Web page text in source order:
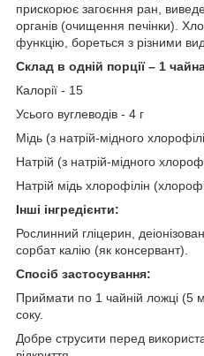
прискорює загоєння ран,
органів (очищення печінки).
функцію, бореться з різними
Склад в одній порції – 1
Калорії - 15
Усього вуглеводів - 4 г
Мідь (з натрій-мідного
Натрій (з натрій-мідного
Натрій мідь хлорофілін
Інші інгредієнти:
Рослинний гліцерин,
сорбат калію (як консервант).
Спосіб застосування:
Приймати по 1 чайній ложці
соку.
Добре струсити перед